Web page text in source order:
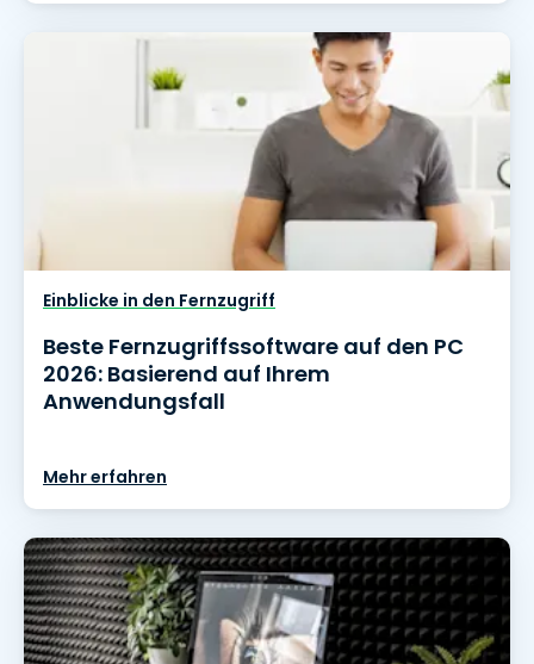
Einblicke in den Fernzugriff
Beste Fernzugriffssoftware auf den PC
2026: Basierend auf Ihrem
Anwendungsfall
Mehr erfahren